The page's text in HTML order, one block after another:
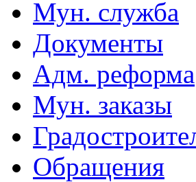
Мун. служба
Документы
Адм. реформа
Мун. заказы
Обращения